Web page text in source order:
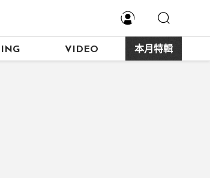
VIDEO 本月特輯